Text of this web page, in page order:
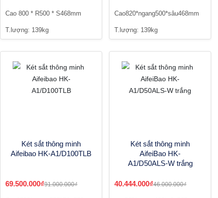
Cao 800 * R500 * S468mm
T.lượng: 139kg
Cao820*ngang500*sâu468mm
T.lượng: 139kg
Két sắt thông minh
Aifeibao HK-A1/D100TLB
69.500.000₫91.000.000₫
Két sắt thông minh
AifeiBao HK-
A1/D50ALS-W trắng
40.444.000₫46.000.000₫